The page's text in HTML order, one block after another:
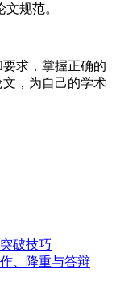
规范。
求，掌握正确的
，为自己的学术
破技巧
、降重与答辩